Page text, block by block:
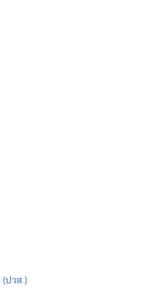
ปวส.)